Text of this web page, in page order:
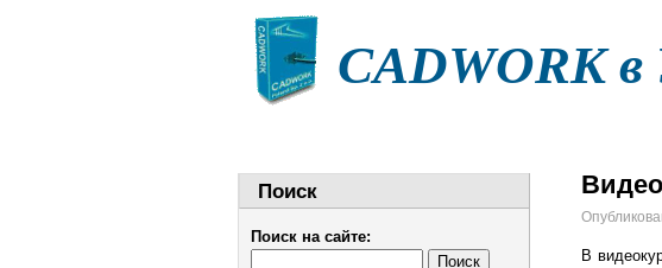
CADWORK в
Поиск
Поиск на сайте:
В